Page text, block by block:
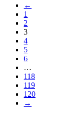
←
1
2
3
4
5
6
…
118
119
120
→